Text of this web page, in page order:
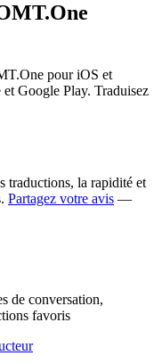
pour iOS et
Google Play. Traduisez
traductions, la rapidité et
Partagez votre avis —
de conversation,
favoris